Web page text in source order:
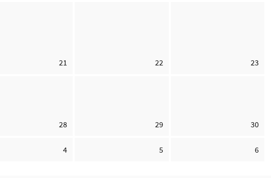
21 22 23
28 29 30
4 5 6